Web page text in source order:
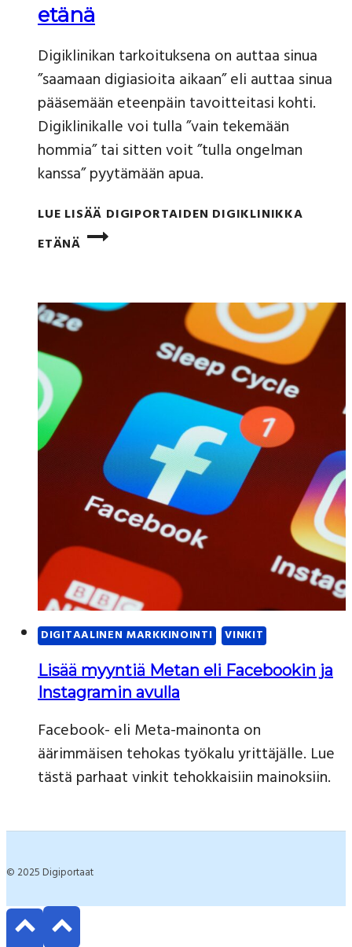
etänä
Digiklinikan tarkoituksena on auttaa sinua
”saamaan digiasioita aikaan” eli auttaa sinua
pääsemään eteenpäin tavoitteitasi kohti.
Digiklinikalle voi tulla ”vain tekemään
hommia” tai sitten voit ”tulla ongelman
kanssa” pyytämään apua.
LUE LISÄÄ DIGIPORTAIDEN DIGIKLINIKKA
ETÄNÄ
DIGITAALINEN MARKKINOINTI VINKIT
Lisää myyntiä Metan eli Facebookin ja
Instagramin avulla
Facebook- eli Meta-mainonta on
äärimmäisen tehokas työkalu yrittäjälle. Lue
tästä parhaat vinkit tehokkaisiin mainoksiin.
© 2025 Digiportaat